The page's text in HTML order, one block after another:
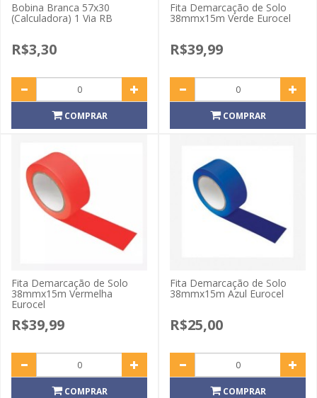
Bobina Branca 57x30
(Calculadora) 1 Via RB
R$3,30
COMPRAR
Fita Demarcação de Solo
38mmx15m Verde Eurocel
R$39,99
COMPRAR
Fita Demarcação de Solo
38mmx15m Vermelha
Eurocel
R$39,99
COMPRAR
Fita Demarcação de Solo
38mmx15m Azul Eurocel
R$25,00
COMPRAR